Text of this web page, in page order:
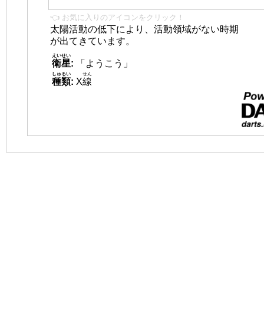
👈 お気に入りのアイコンをクリック！
太陽活動の低下により、活動領域がない時期
が出てきています。
衛星
えいせい
:
「ようこう」
種類
しゅるい
: X線
せん